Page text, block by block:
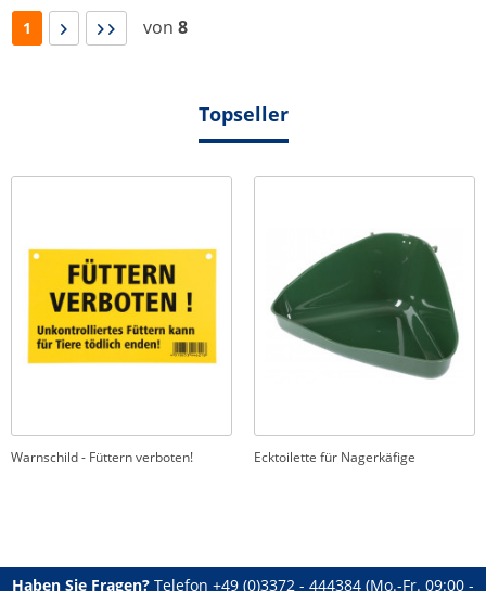
1 von 8
Topseller
Warnschild - Füttern verboten! Ecktoilette für Nagerkäfige
Haben Sie Fragen? Telefon +49 (0)3372 - 444384 (Mo.-Fr. 09:00 -